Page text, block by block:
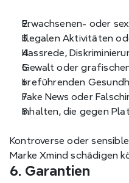
Erwachsenen- oder
Illegalen Aktivitäten
Hassrede,
Gewalt oder
Irreführenden
Fake News oder
Inhalten, die gegen
Kontroverse oder
Marke Xmind schädigen
6. Garantien